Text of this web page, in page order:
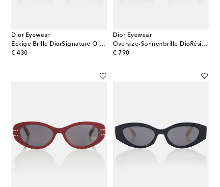
Dior Eyewear
Eckige Brille DiorSignature O S6I
€ 430
original price
Dior Eyewear
Oversize-Sonnenbrille DioRésille S1I
€ 790
original price